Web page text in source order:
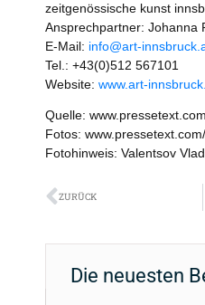
zeitgenössische kunst
Ansprechpartner: Johanna
E-Mail: info@art-
Tel.: +43(0)512 567101
Website: www.art-
Quelle:
Fotos:
Fotohinweis: Valentsov
Zurück
ZURÜCK
Die neuesten